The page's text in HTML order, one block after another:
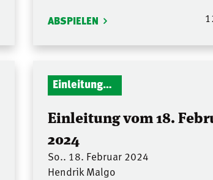
ABSPIELEN
Einleitungen Gottesdienst
Einleitung vom 18.
2024
So.. 18. Februar 2024
Hendrik Malgo